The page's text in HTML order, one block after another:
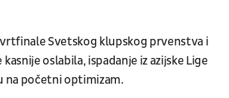
Svetskog klupskog prvenstva i
oslabila, ispadanje iz azijske Lige
na početni optimizam.